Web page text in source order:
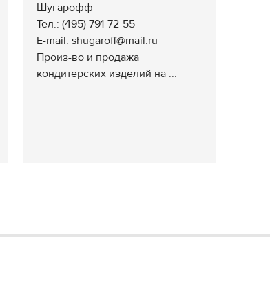
Шугарофф
Тел.: (495) 791-72-55
E-mail: shugaroff@mail.ru
Произ-во и продажа
кондитерских изделий на ...